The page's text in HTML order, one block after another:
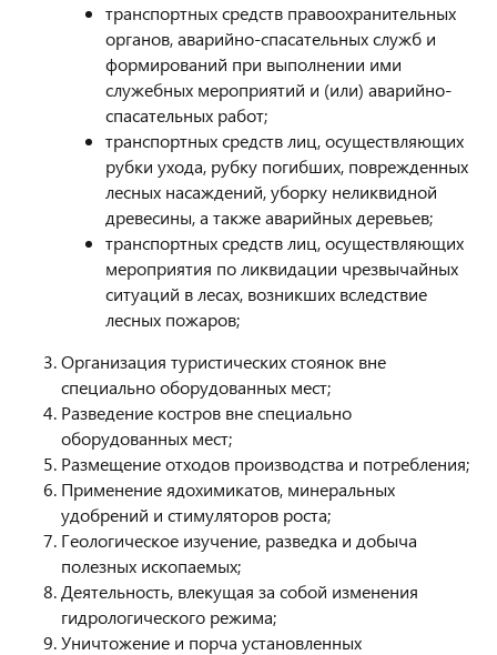
транспортных средств правоохранительных
органов, аварийно-спасательных служб и
формирований при выполнении ими
служебных мероприятий и (или) аварийно-
спасательных работ;
транспортных средств лиц, осуществляющих
рубки ухода, рубку погибших, поврежденных
лесных насаждений, уборку неликвидной
древесины, а также аварийных деревьев;
транспортных средств лиц, осуществляющих
мероприятия по ликвидации чрезвычайных
ситуаций в лесах, возникших вследствие
лесных пожаров;
Организация туристических стоянок вне
специально оборудованных мест;
Разведение костров вне специально
оборудованных мест;
Размещение отходов производства и потребления;
Применение ядохимикатов, минеральных
удобрений и стимуляторов роста;
Геологическое изучение, разведка и добыча
полезных ископаемых;
Деятельность, влекущая за собой изменения
гидрологического режима;
Уничтожение и порча установленных